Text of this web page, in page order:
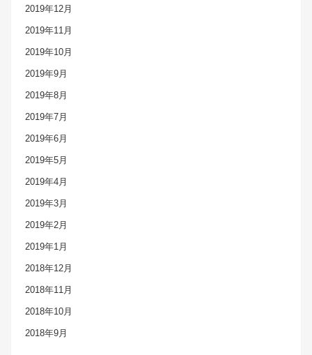
2019年12月
2019年11月
2019年10月
2019年9月
2019年8月
2019年7月
2019年6月
2019年5月
2019年4月
2019年3月
2019年2月
2019年1月
2018年12月
2018年11月
2018年10月
2018年9月